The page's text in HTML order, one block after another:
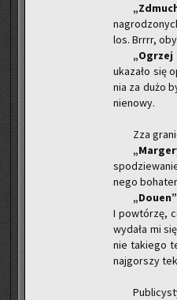
los. Brrrr,
„Ogrzej
uka­za­ło się
nia za dużo
nie­no­wy.
Zza
ne­go
I po­wtó­rzę,
wy­da­ła mi
nie ta­kie­go
naj­gor­szy